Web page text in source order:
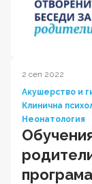
2 сеп 2022
Акушерство и
Клинична
Неонатология